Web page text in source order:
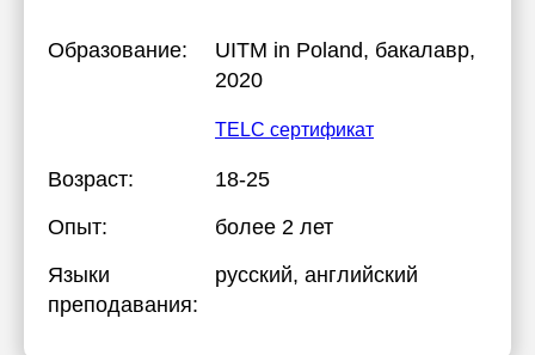
Образование: UITM in Poland, бакалавр,
2020
TELC сертификат
Возраст:
18-25
Опыт:
более 2 лет
Языки
преподавания:
русский, английский